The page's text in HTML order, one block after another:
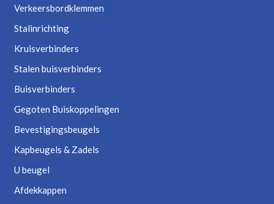
Verkeersbordklemmen
Stalinrichting
Kruisverbinders
Stalen buisverbinders
Buisverbinders
Gegoten Buiskoppelingen
Bevestigingsbeugels
Kapbeugels & Zadels
U beugel
Afdekkappen